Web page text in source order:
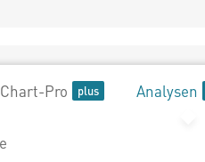
Chart-Pro Analysen